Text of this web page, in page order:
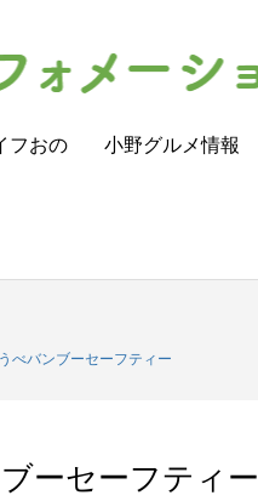
フおの 小野グルメ情報
べバンブーセーフティー
ーセーフティー